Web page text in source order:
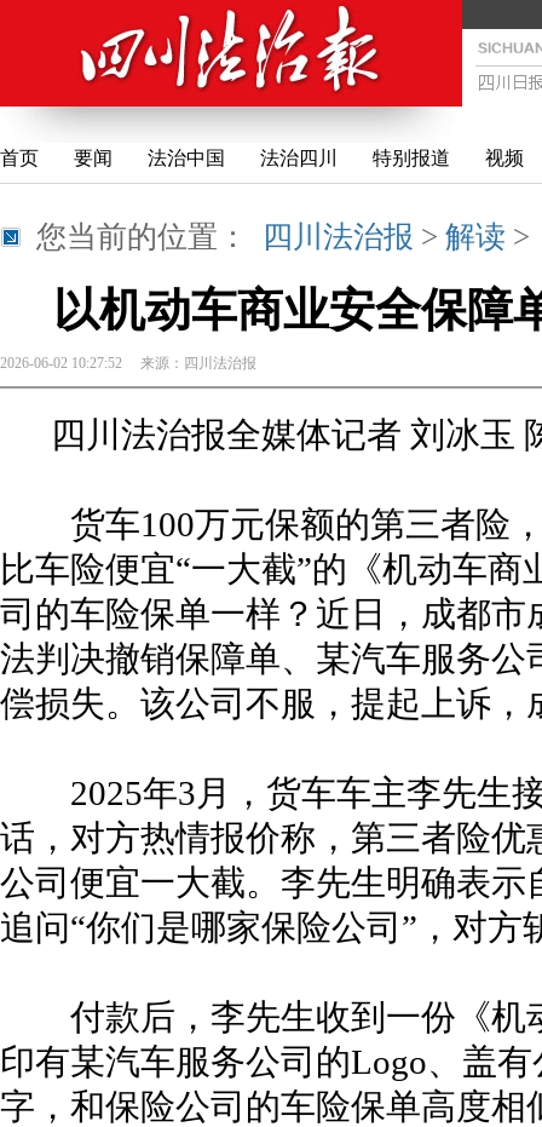
首页 要闻 法治中国 法治四川 特别报道 视频
您当前的位置： 四川法治报 > 解读
以机动车商业安全保障
2026-06-02 10:27:52 来源： 四川法治报
四川法治报全媒体记者 刘冰玉
货车100万元保额的第三者险，
比车险便宜“一大截”的《机动车
司的车险保单一样？近日，成都
法判决撤销保障单、某汽车服务
偿损失。该公司不服，提起上诉
2025年3月，货车车主李先生接
话，对方热情报价称，第三者险优
公司便宜一大截。李先生明确表示
追问“你们是哪家保险公司”，对方
付款后，李先生收到一份《机
印有某汽车服务公司的Logo、盖
字，和保险公司的车险保单高度